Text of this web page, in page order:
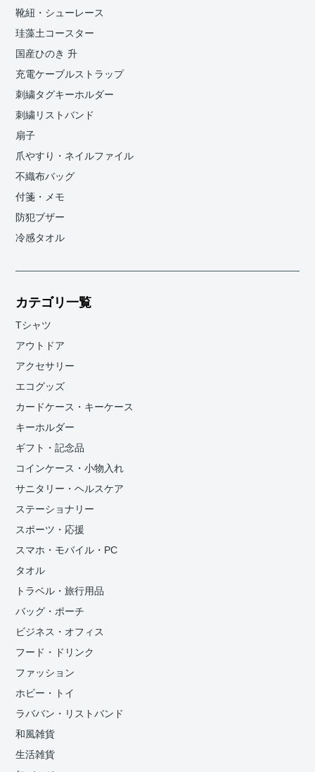
靴紐・シューレース
珪藻土コースター
国産ひのき 升
充電ケーブルストラップ
刺繍タグキーホルダー
刺繍リストバンド
扇子
爪やすり・ネイルファイル
不織布バッグ
付箋・メモ
防犯ブザー
冷感タオル
カテゴリ一覧
Tシャツ
アウトドア
アクセサリー
エコグッズ
カードケース・キーケース
キーホルダー
ギフト・記念品
コインケース・小物入れ
サニタリー・ヘルスケア
ステーショナリー
スポーツ・応援
スマホ・モバイル・PC
タオル
トラベル・旅行用品
バッグ・ポーチ
ビジネス・オフィス
フード・ドリンク
ファッション
ホビー・トイ
ラババン・リストバンド
和風雑貨
生活雑貨